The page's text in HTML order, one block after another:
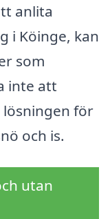
anlita
i Köinge, kan
som
inte att
för
och is.
utan